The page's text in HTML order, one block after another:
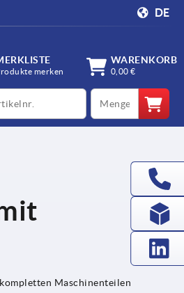
DE
merken
WARENKORB
0,00 €
qty
Maschinenteilen